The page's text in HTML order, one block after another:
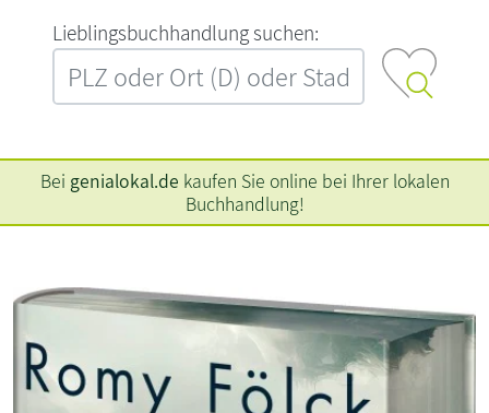
L‍i‍e‍b‍l‍i‍n‍g‍s‍b‍u‍c‍h‍h‍a‍n‍d‍l‍u‍n‍g‍ ‍s‍u‍c‍h‍e‍n‍:‍
Bei genialokal.de kaufen Sie online bei Ihrer lokalen
Buchhandlung!